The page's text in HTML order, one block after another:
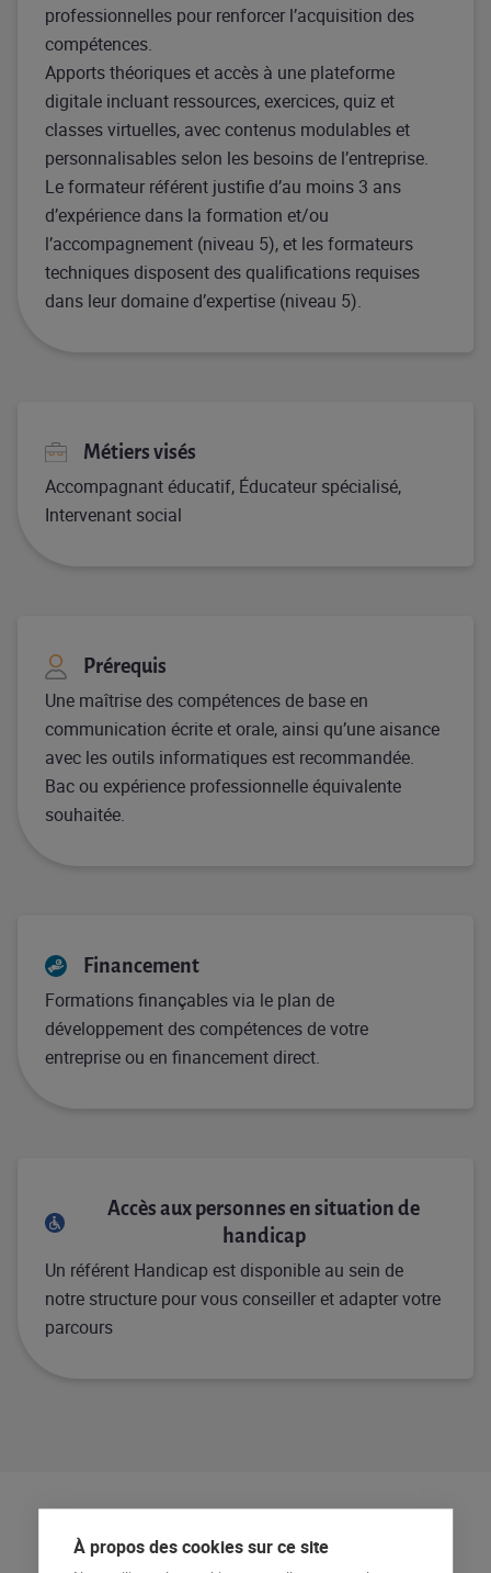
professionnelles pour renforcer l’acquisition des
compétences.
Apports théoriques et accès à une plateforme
digitale incluant ressources, exercices, quiz et
classes virtuelles, avec contenus modulables et
personnalisables selon les besoins de l’entreprise.
Le formateur référent justifie d’au moins 3 ans
d’expérience dans la formation et/ou
l’accompagnement (niveau 5), et les formateurs
techniques disposent des qualifications requises
dans leur domaine d’expertise (niveau 5).
Métiers visés
Accompagnant éducatif, Éducateur spécialisé,
Intervenant social
Prérequis
Une maîtrise des compétences de base en
communication écrite et orale, ainsi qu’une aisance
avec les outils informatiques est recommandée.
Bac ou expérience professionnelle équivalente
souhaitée.
Financement
Formations finançables via le plan de
développement des compétences de votre
entreprise ou en financement direct.
Accès aux personnes en situation de
handicap
Un référent Handicap est disponible au sein de
notre structure pour vous conseiller et adapter votre
parcours
Programme de la formation
À propos des cookies sur ce site